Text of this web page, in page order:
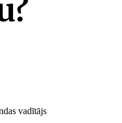
vadītājs